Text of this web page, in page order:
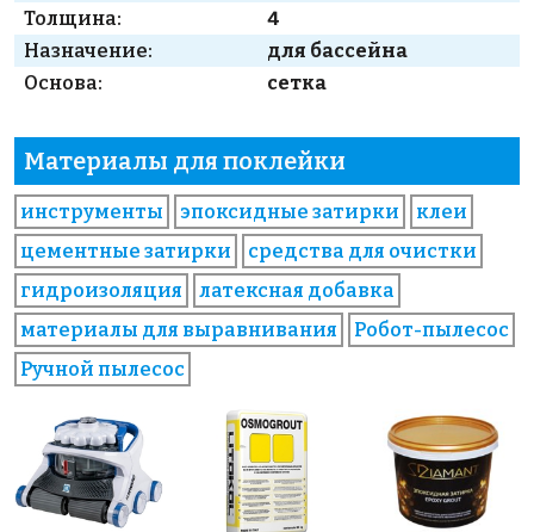
Толщина:
4
Назначение:
для бассейна
Основа:
сетка
Материалы для поклейки
инструменты эпоксидные затирки
клеи
цементные затирки
средства для очистки
гидроизоляция
латексная добавка
материалы для выравнивания
Робот-пылесос
Ручной пылесос